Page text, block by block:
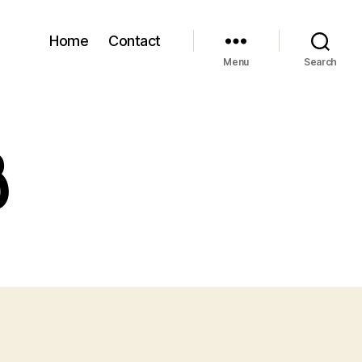
Home Contact
Menu Search